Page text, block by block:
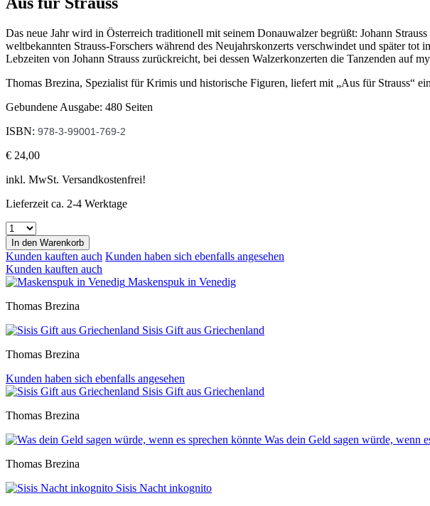
Das neue Jahr wird in Österreich traditionell mit seinem Donauwalzer begrüßt: Johann
weltbekannten Strauss-Forschers während des Neujahrskonzerts verschwindet und später
Lebzeiten von Johann Strauss zurückreicht, bei dessen Walzerkonzerten die Tanzenden auf
Thomas Brezina, Spezialist für Krimis und historische Figuren, liefert mit „Aus für Strauss“
Gebundene Ausgabe: 480 Seiten
ISBN: 978-3-99001-769-2
€ 24,00
inkl. MwSt. Versandkostenfrei!
Lieferzeit ca. 2-4 Werktage
In den Warenkorb
Kunden kauften auch Kunden haben sich ebenfalls angesehen
Kunden kauften auch
Maskenspuk in Venedig
Thomas Brezina
Sisis Gift aus Griechenland
Thomas Brezina
Kunden haben sich ebenfalls angesehen
Sisis Gift aus Griechenland
Thomas Brezina
Was dein Geld sagen würde, wenn
Thomas Brezina
Sisis Nacht inkognito